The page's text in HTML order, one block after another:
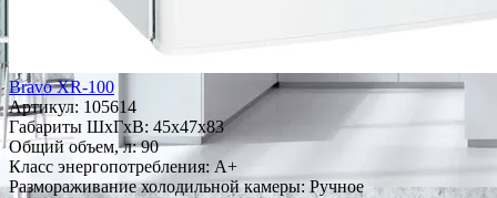
Bravo XR-100
Артикул: 105614
Габариты ШxГxВ: 45x47x83
Общий объем, л: 90
Класс энергопотребления: A+
Размораживание холодильной камеры: Ручное